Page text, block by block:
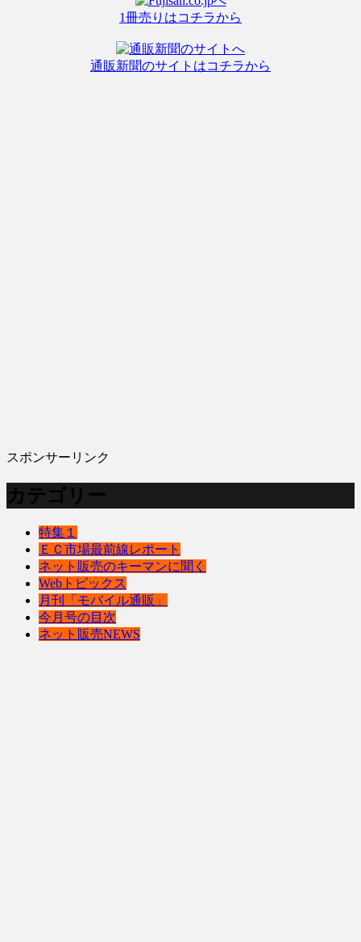
1冊売りはコチラから
通販新聞のサイトはコチラから
スポンサーリンク
カテゴリー
特集１
ＥＣ市場最前線レポート
ネット販売のキーマンに聞く
Webトピックス
月刊「モバイル通販」
今月号の目次
ネット販売NEWS